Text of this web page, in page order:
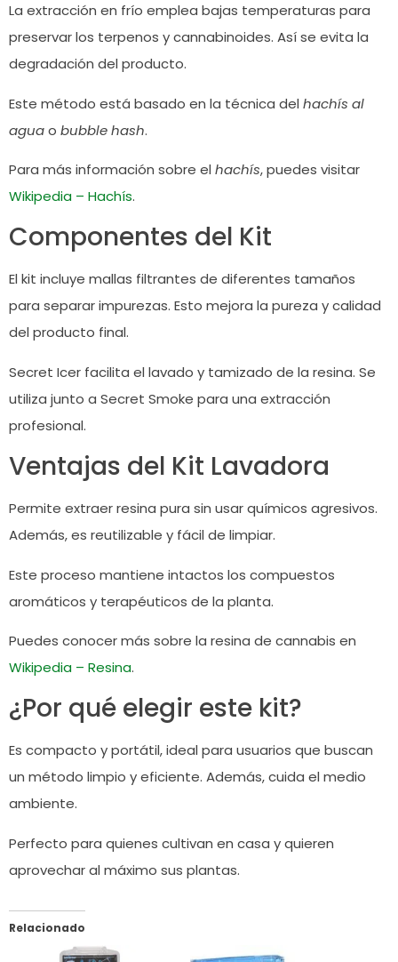
La extracción en frío emplea bajas temperaturas para
preservar los terpenos y cannabinoides. Así se evita la
degradación del producto.
Este método está basado en la técnica del hachís al
aguao bubble hash.
Para más información sobre el hachís, puedes visitar
Wikipedia – Hachís.
Componentes del Kit
El kit incluye mallas filtrantes de diferentes tamaños
para separar impurezas. Esto mejora la pureza y calidad
del producto final.
Secret Icer facilita el lavado y tamizado de la resina. Se
utiliza junto a Secret Smoke para una extracción
profesional.
Ventajas del Kit Lavadora
Permite extraer resina pura sin usar químicos agresivos.
Además, es reutilizable y fácil de limpiar.
Este proceso mantiene intactos los compuestos
aromáticos y terapéuticos de la planta.
Puedes conocer más sobre la resina de cannabis en
Wikipedia – Resina.
¿Por qué elegir este kit?
Es compacto y portátil, ideal para usuarios que buscan
un método limpio y eficiente. Además, cuida el medio
ambiente.
Perfecto para quienes cultivan en casa y quieren
aprovechar al máximo sus plantas.
Relacionado